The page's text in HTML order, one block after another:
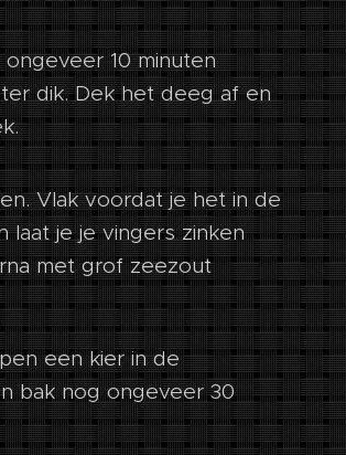
10 minuten
dik. Dek het deeg af en
Vlak voordat je het in de
je je vingers zinken
met grof zeezout
een kier in de
bak nog ongeveer 30